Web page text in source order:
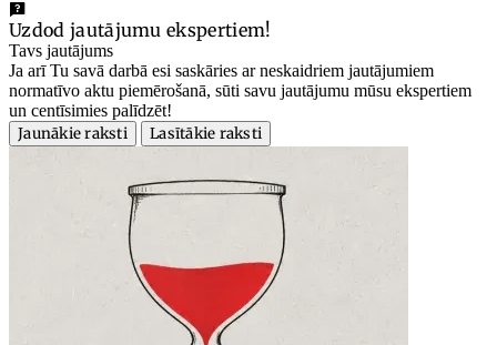
Uzdod jautājumu ekspertiem!
Tavs jautājums
Ja arī Tu savā darbā esi saskāries ar neskaidriem jautājumiem
normatīvo aktu piemērošanā, sūti savu jautājumu mūsu ekspertiem
un centīsimies palīdzēt!
Jaunākie raksti
Lasītākie raksti